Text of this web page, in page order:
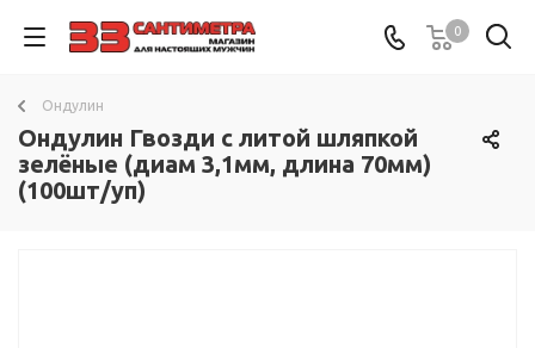
0
Ондулин
Ондулин Гвозди с литой шляпкой
зелёные (диам 3,1мм, длина 70мм)
(100шт/уп)